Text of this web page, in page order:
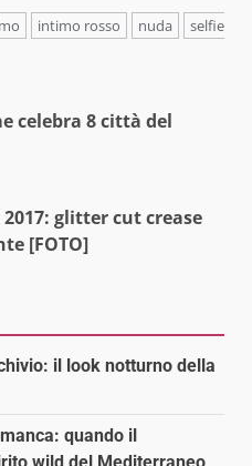
intimo rosso nuda
selfie
celebra 8 città del
glitter cut crease
[FOTO]
il look notturno della
quando il
wild del Mediterraneo